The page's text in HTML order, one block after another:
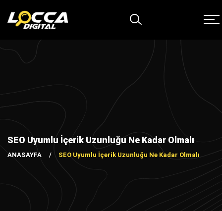
SEO Uyumlu İçerik Uzunluğu Ne Kadar Olmalı
ANASAYFA SEO Uyumlu İçerik Uzunluğu Ne Kadar Olmalı